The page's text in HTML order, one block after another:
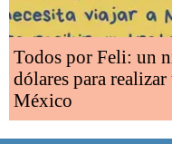
Todos por Feli: un
dólares para
México